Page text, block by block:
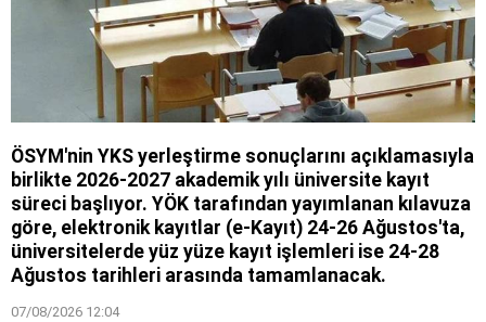
ÖSYM'nin YKS yerleştirme sonuçlarını açıklamasıyla
birlikte 2026-2027 akademik yılı üniversite kayıt
süreci başlıyor. YÖK tarafından yayımlanan kılavuza
göre, elektronik kayıtlar (e-Kayıt) 24-26 Ağustos'ta,
üniversitelerde yüz yüze kayıt işlemleri ise 24-28
Ağustos tarihleri arasında tamamlanacak.
07/08/2026 12:04